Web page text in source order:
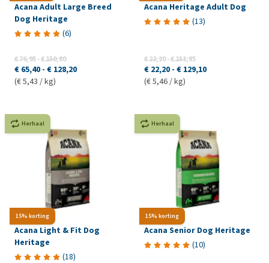
Acana Adult Large Breed
Dog Heritage
(6)
€ 76,95-€ 150,80
€ 65,40 - € 128,20
(€ 5,43 / kg)
Acana Heritage Adult Dog
(13)
€ 22,20-€ 151,85
€ 22,20 - € 129,10
(€ 5,46 / kg)
15% korting
Herhaal
Acana Light & Fit Dog
Heritage
(18)
15% korting
Herhaal
Acana Senior Dog Heritage
(10)